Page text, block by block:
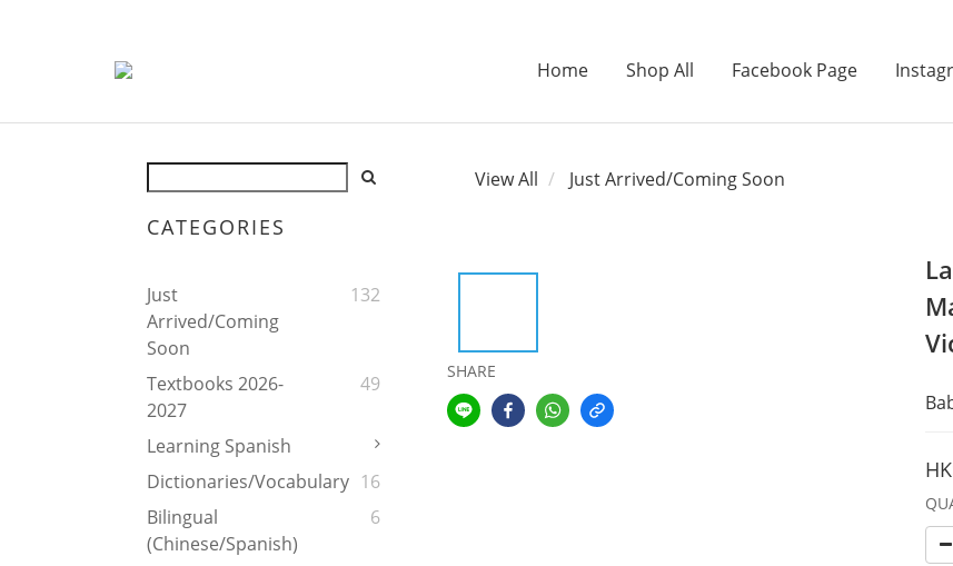
Home Shop All Facebook Page
CATEGORIES
Just
Arrived/Coming
Soon
132
Textbooks 2026-
2027
49
Learning Spanish
Dictionaries/Vocabulary 16
Bilingual
(Chinese/Spanish)
6
View All Just Arrived/Coming Soon
SHARE